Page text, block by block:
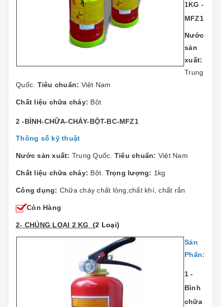
1KG -
MFZ1
Nước
sản
xuất:
Trung
Quốc. Tiêu chuẩn: Việt Nam
Chất liệu chữa cháy: Bột
2 -BÌNH-CHỮA-CHÁY-BỘT-BC-MFZ1
Thông số kỹ thuật
Nước sản xuất: Trung Quốc. Tiêu chuẩn: Việt Nam
Chất liệu chữa cháy: Bột. Trọng lượng: 1kg
Công dụng: Chữa cháy chất lỏng,chất khí, chất rắn
Còn Hàng
2- CHỦNG LOẠI 2 KG (2 Loại)
Sản
Phẩn:
1 -
Bình
chữa